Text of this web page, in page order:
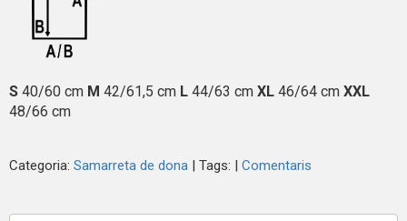
S 40/60 cm M 42/61,5 cm L 44/63 cm XL 46/64 cm XXL
48/66 cm
Categoria: Samarreta de dona | Tags: | Comentaris